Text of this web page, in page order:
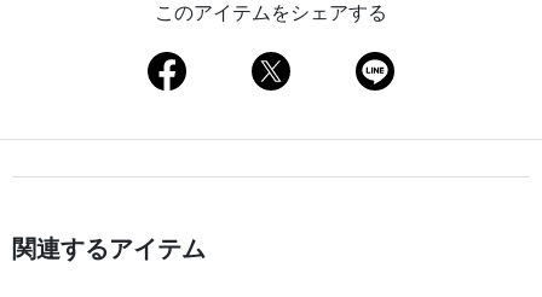
このアイテムをシェアする
関連するアイテム